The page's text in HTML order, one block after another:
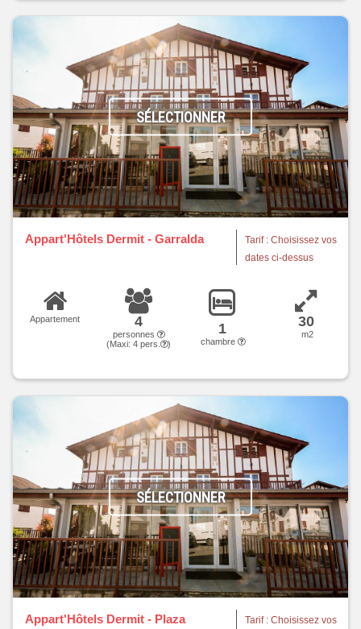
SÉLECTIONNER
Appart'Hôtels Dermit - Garralda
Tarif : Choisissez vos
dates ci-dessus
Appartement 4
personnes
(Maxi: 4 pers. )
1
chambre
30
m2
SÉLECTIONNER
Appart'Hôtels Dermit - Plaza Tarif : Choisissez vos